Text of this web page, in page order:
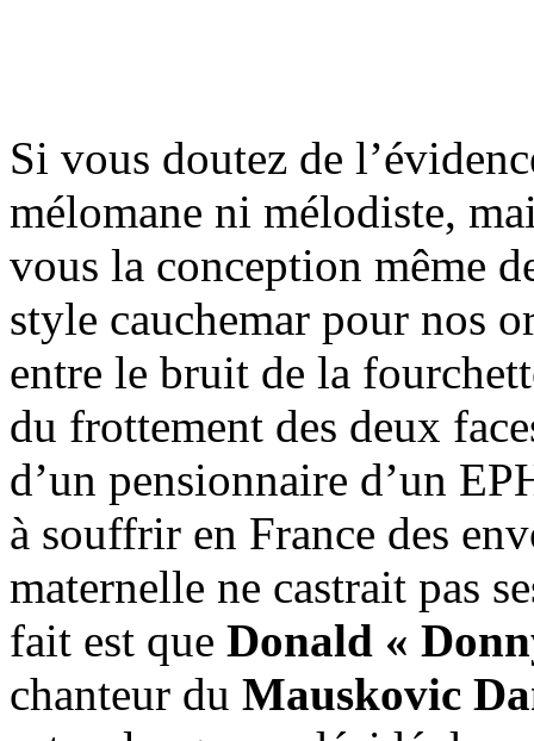
Si vous doutez de
mélomane ni mélodiste,
vous la conception même
style cauchemar pour nos
entre le bruit de la
du frottement des deux
d’un pensionnaire d’un
à souffrir en France des
maternelle ne castrait pas
fait est que Donald «
chanteur du Mauskovic